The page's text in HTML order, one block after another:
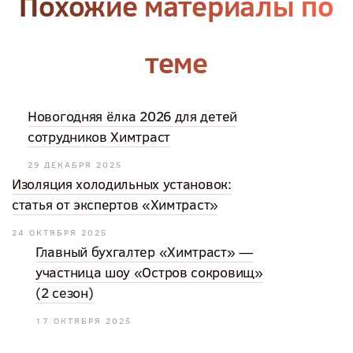
теме
Новогодняя ёлка 2026 для детей
сотрудников Химтраст
29 ДЕКАБРЯ 2025
Изоляция холодильных установок:
статья от экспертов «Химтраст»
24 ОКТЯБРЯ 2025
Главный бухгалтер «Химтраст» —
участница шоу «Остров сокровищ»
(2 сезон)
17 ОКТЯБРЯ 2025